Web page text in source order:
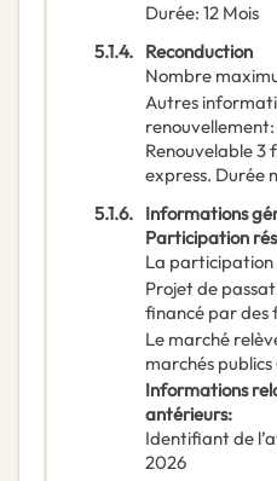
Durée: 12 Mois
5.1.4. Reconduction
Nombre
Autres
renouvellement:
Renouvelable 3
express. Durée
5.1.6. Informations
Participation
La participation
Projet de
financé par des
Le marché
marchés publics
Informations
antérieurs:
Identifiant de
2026